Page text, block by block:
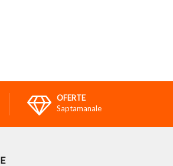
OFERTE
Saptamanale